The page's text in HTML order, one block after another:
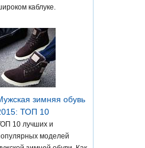
каблуке.
зимняя обувь
ТОП 10
10 лучших и
моделей